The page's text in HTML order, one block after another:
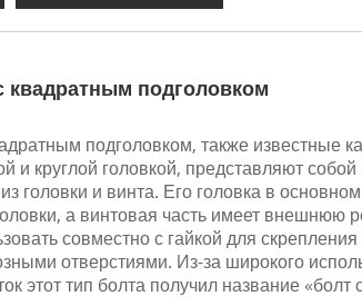
подголовком
подголовком, также известные
и круглой головкой, представляют
головки и винта. Его головка в
а винтовая часть имеет внешнюю
совместно с гайкой для
отверстиями. Из-за широкого
этот тип болта получил название